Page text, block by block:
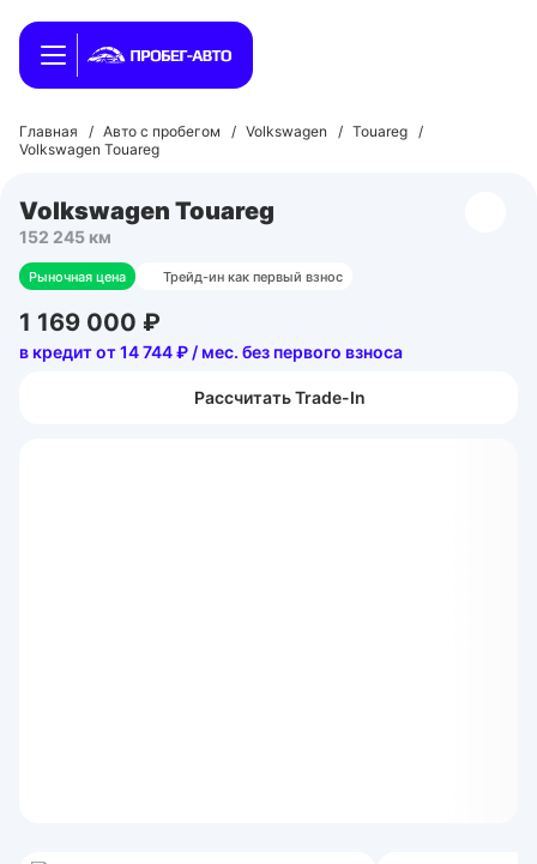
Главная / Авто с пробегом / Volkswagen / Touareg /
Volkswagen Touareg
Volkswagen Touareg
152 245 км
Рыночная цена Трейд-ин как первый взнос
1 169 000 ₽
в кредит от 14 744 ₽ / мес. без первого взноса
Рассчитать Trade-In